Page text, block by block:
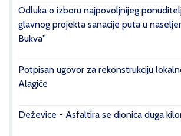
Odluka o izboru najpovoljnijeg
glavnog projekta sanacije puta u
Bukva''
Potpisan ugovor za rekonstrukciju
Alagiće
Deževice - Asfaltira se dionica duga